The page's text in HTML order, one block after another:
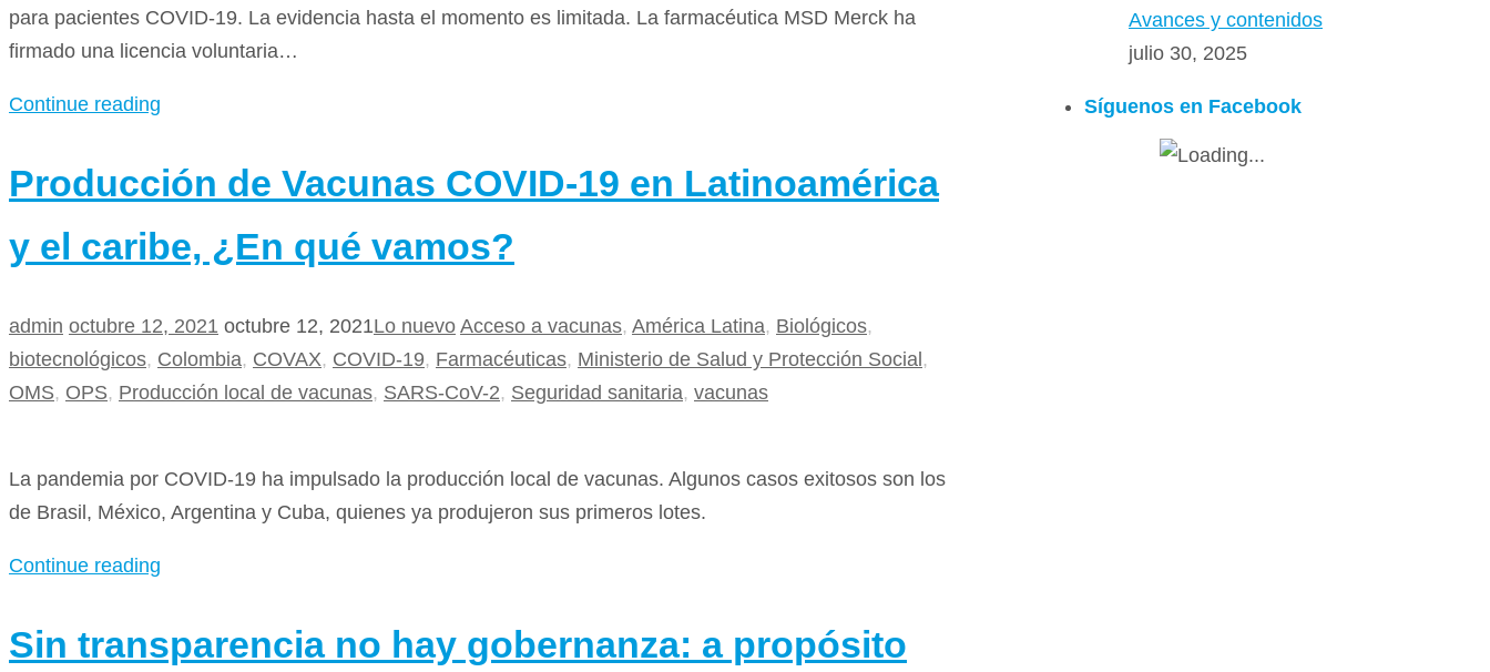
para pacientes COVID-19. La evidencia hasta el momento es limitada. La farmacéutica MSD Merck ha
firmado una licencia voluntaria…
Continue reading
Producción de Vacunas COVID-19 en Latinoamérica
y el caribe, ¿En qué vamos?
admin octubre 12, 2021 octubre 12, 2021Lo nuevo Acceso a vacunas, América Latina, Biológicos,
biotecnológicos, Colombia, COVAX, COVID-19, Farmacéuticas, Ministerio de Salud y Protección Social ,
OMS, OPS, Producción local de vacunas, SARS-CoV-2, Seguridad sanitaria, vacunas
La pandemia por COVID-19 ha impulsado la producción local de vacunas. Algunos casos exitosos son los
de Brasil, México, Argentina y Cuba, quienes ya produjeron sus primeros lotes.
Continue reading
Sin transparencia no hay gobernanza: a propósito
Avances y contenidos
julio 30, 2025
Síguenos en Facebook